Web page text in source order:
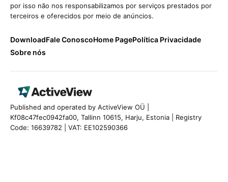
por isso não nos responsabilizamos por serviços prestados por
terceiros e oferecidos por meio de anúncios.
DownloadFale ConoscoHome PagePolítica Privacidade
Sobre nós
Published and operated by ActiveView OÜ |
Kf08c47fec0942fa00, Tallinn 10615, Harju, Estonia | Registry
Code: 16639782 | VAT: EE102590366